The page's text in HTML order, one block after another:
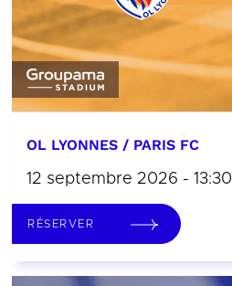
OL LYONNES / PARIS FC
12 septembre 2026 - 13:30
RÉSERVER